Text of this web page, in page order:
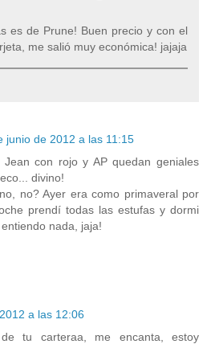
es de Prune! Buen precio y con el
me salió muy económica! jajaja
junio de 2012 a las 11:15
con rojo y AP quedan geniales
divino!
no? Ayer era como primaveral por
prendí todas las estufas y dormi
nada, jaja!
a las 12:06
tu carteraa, me encanta, estoy